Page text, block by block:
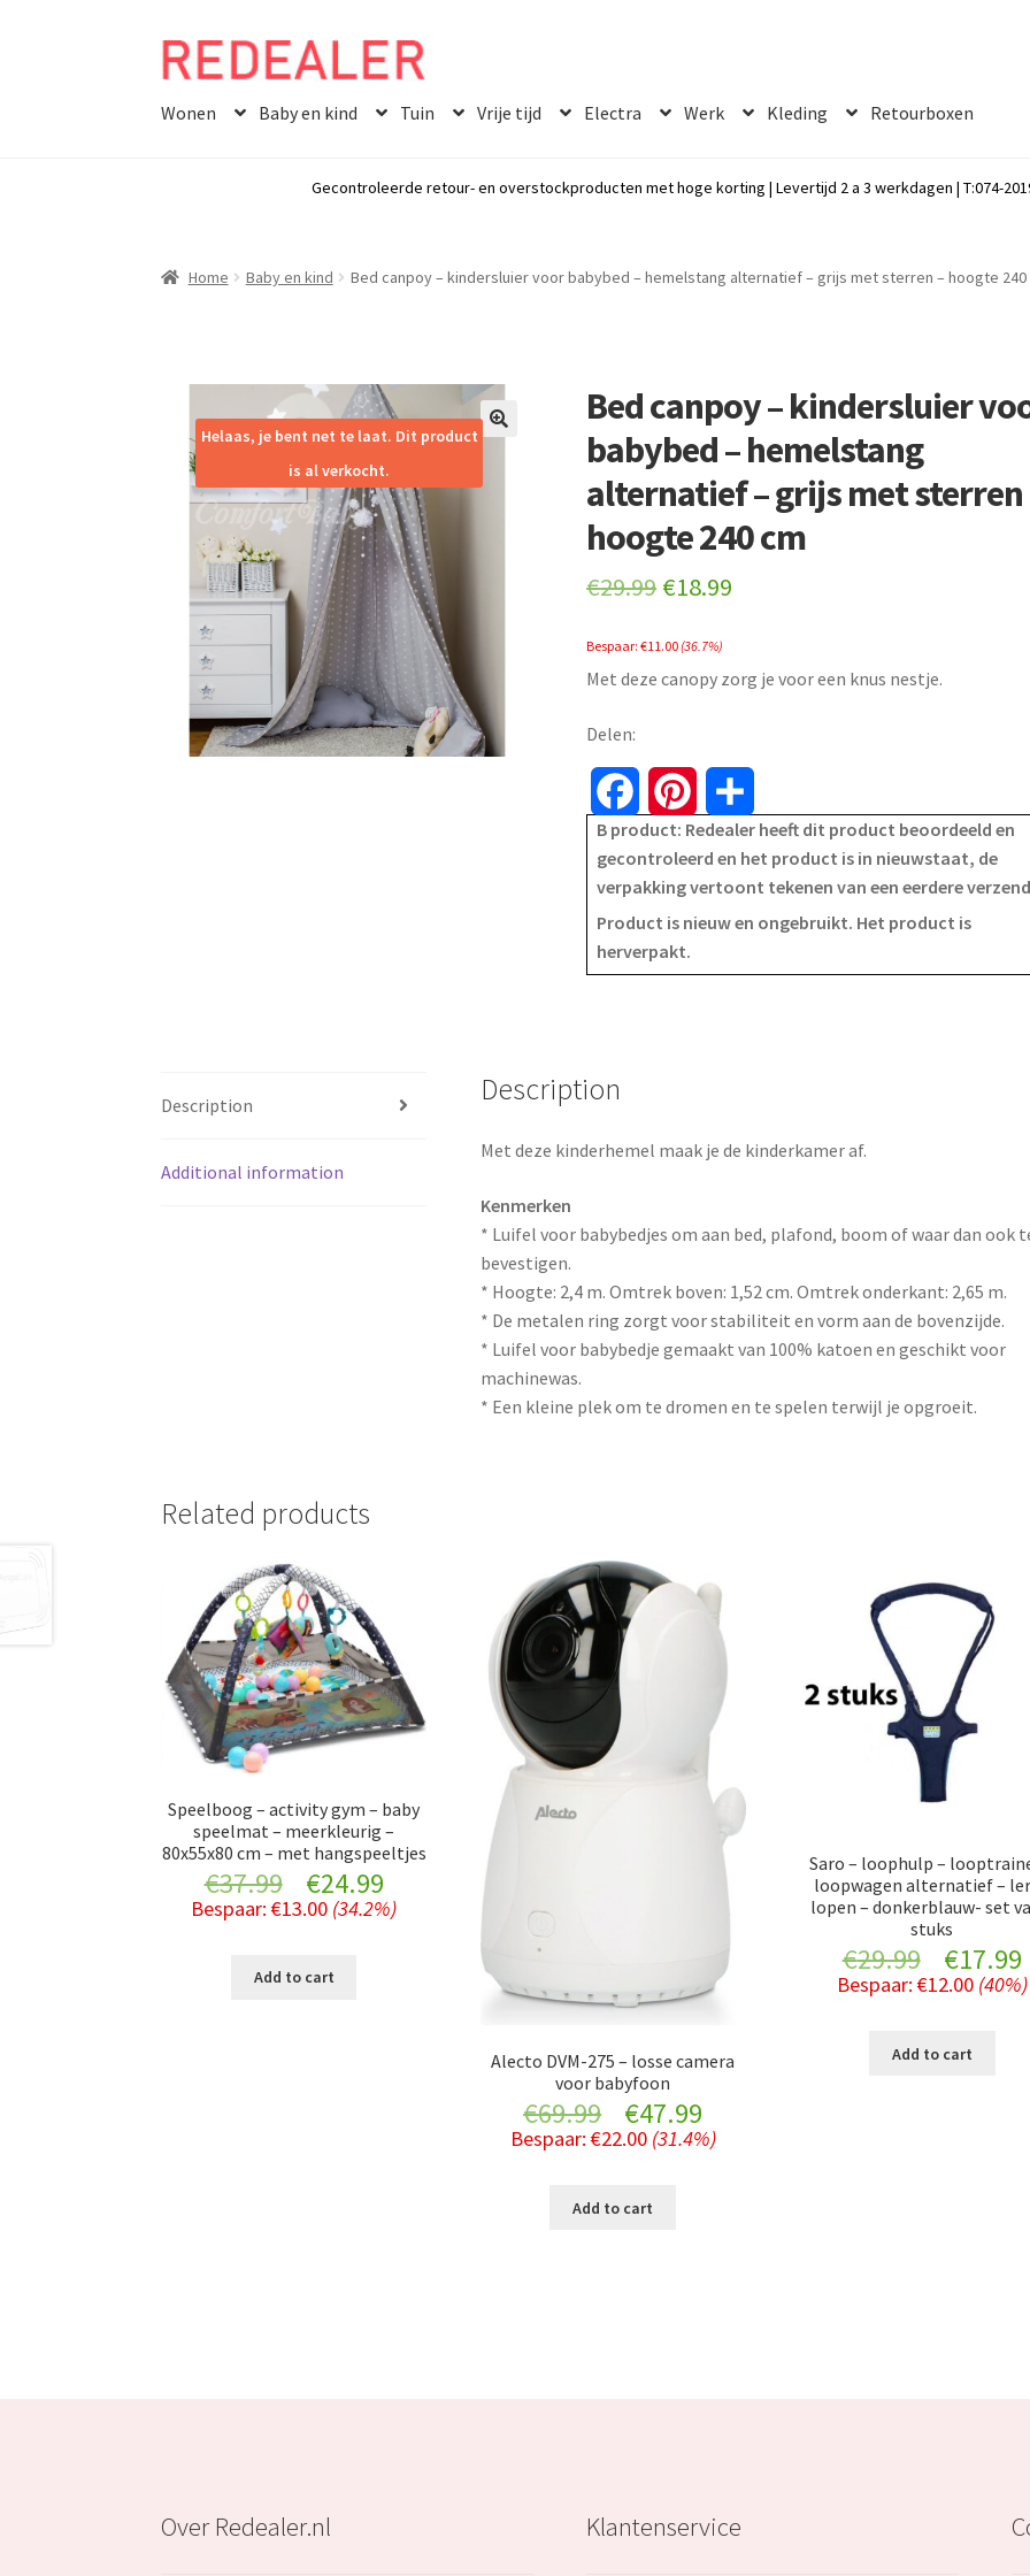
Skip
navigation
Skip
content
Wonen Baby en kind Tuin Vrije tijd Electra Werk Kleding Retourboxen
Gecontroleerde retour- en overstockproducten met hoge korting | Levertijd 2 a 3 werkdagen | T:074-
Home Baby en kind Bed canpoy – kindersluier voor babybed – hemelstang alternatief – grijs met sterren – hoogte 240
Helaas, je bent net te laat. Dit product
is al verkocht.
Bed canpoy – kindersluier
babybed – hemelstang
alternatief – grijs met sterren
hoogte 240 cm
€29.99 Original
was:
€18.99
is:
Bespaar:€11.00(36.7%)
Met deze canopy zorg je voor een knus nestje.
Delen:
a
c
e
i
n
t
h
a
r
B product: Redealer heeft dit product beoordeeld en
gecontroleerd en het product is in nieuwstaat, de
verpakking vertoont tekenen van een eerdere
Product is nieuw en ongebruikt. Het product is
herverpakt.
Description
Additional information
Description
Met deze kinderhemel maak je de kinderkamer af.
Kenmerken
* Luifel voor babybedjes om aan bed, plafond, boom of waar dan ook
bevestigen.
* Hoogte: 2,4 m. Omtrek boven: 1,52 cm. Omtrek onderkant: 2,65 m.
* De metalen ring zorgt voor stabiliteit en vorm aan de bovenzijde.
* Luifel voor babybedje gemaakt van 100% katoen en geschikt voor
machinewas.
* Een kleine plek om te dromen en te spelen terwijl je opgroeit.
Related products
Speelboog – activity gym – baby
speelmat – meerkleurig –
80x55x80 cm – met hangspeeltjes
€37.99
Original
price
was:
€24.99Current
price
Bespaar:€13.00 (34.2%)
Add to cart
Alecto DVM-275 – losse camera
voor babyfoon
€69.99
Original
price
was:
€47.99
price
Bespaar: €22.00 (31.4%)
Add to cart
Saro – loophulp –
loopwagen alternatief –
lopen – donkerblauw- set
stuks
€29.99
Original
price
was:
€17.99
Bespaar: €12.00 (40%)
Add to cart
Over Redealer.nl Klantenservice